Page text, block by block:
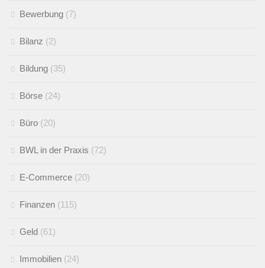
Bewerbung (7)
Bilanz (2)
Bildung (35)
Börse (24)
Büro (20)
BWL in der Praxis (72)
E-Commerce (20)
Finanzen (115)
Geld (61)
Immobilien (24)